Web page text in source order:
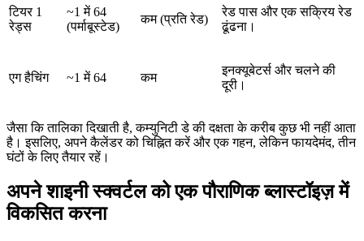
टियर 1
रेड्स
~1 में 64
(पर्माबूस्टेड)
कम (प्रति रेड)
रेड पास और एक सक्रिय रेड
ढूंढना।
एग हैचिंग ~1 में 64 कम
इनक्यूबेटर्स और चलने की
दूरी।
जैसा कि तालिका दिखाती है, कम्युनिटी डे की दक्षता के करीब कुछ भी नहीं आता
है। इसलिए, अपने कैलेंडर को चिह्नित करें और एक गहन, लेकिन फायदेमंद, तीन
घंटों के लिए तैयार रहें।
अपने शाइनी स्क्वर्टल को एक पौराणिक ब्लास्टॉइज़ में
विकसित करना